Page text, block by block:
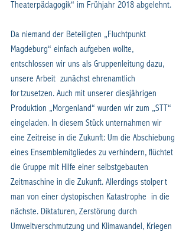
Theaterpädagogik“ im Frühjahr 2018 abgelehnt.
Da niemand der Beteiligten „Fluchtpunkt
Magdeburg“ einfach aufgeben wollte,
entschlossen wir uns als Gruppenleitung dazu,
unsere Arbeit  zunächst ehrenamtlich
fortzusetzen. Auch mit unserer diesjährigen
Produktion „Morgenland“ wurden wir zum „STT“
eingeladen. In diesem Stück unternahmen wir
eine Zeitreise in die Zukunft: Um die Abschiebung
eines Ensemblemitgliedes zu verhindern, flüchtet
die Gruppe mit Hilfe einer selbstgebauten
Zeitmaschine in die Zukunft. Allerdings stolpert
man von einer dystopischen Katastrophe  in die
nächste. Diktaturen, Zerstörung durch
Umweltverschmutzung und Klimawandel, Kriegen